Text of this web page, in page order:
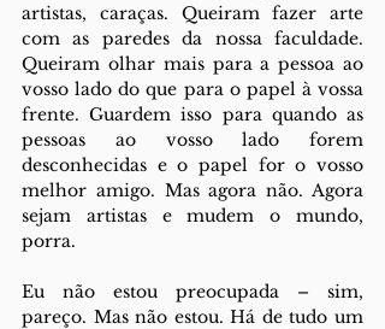
artistas, caraças. Queiram fazer arte
com as paredes da nossa faculdade.
Queiram olhar mais para a pessoa ao
vosso lado do que para o papel à vossa
frente. Guardem isso para quando as
pessoas ao vosso lado forem
desconhecidas e o papel for o vosso
melhor amigo. Mas agora não. Agora
sejam artistas e mudem o mundo,
porra.
Eu não estou preocupada – sim,
pareço. Mas não estou. Há de tudo um